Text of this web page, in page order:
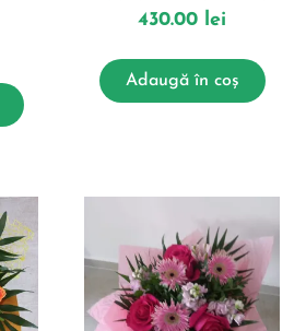
430.00 lei
Adaugă în coș